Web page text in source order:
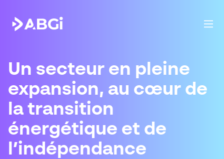
Un secteur en pleine
expansion, au cœur de
la transition
énergétique et de
l’indépendance